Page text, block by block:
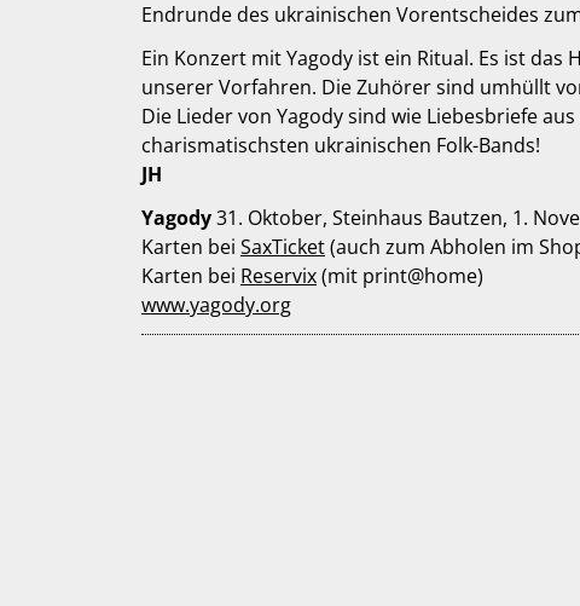
Endrunde des ukrainischen Vorentscheides
Ein Konzert mit Yagody ist ein Ritual. Es ist
unserer Vorfahren. Die Zuhörer sind umhüllt
Die Lieder von Yagody sind wie Liebesbriefe
charismatischsten ukrainischen Folk-Bands!
JH
Yagody31. Oktober, Steinhaus Bautzen, 1.
Karten bei SaxTicket(auch zum Abholen im
Karten bei Reservix(mit print@home)
www.yagody.org